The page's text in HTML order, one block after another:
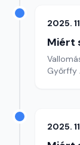
2025.
Miért
Győrffy
2025.